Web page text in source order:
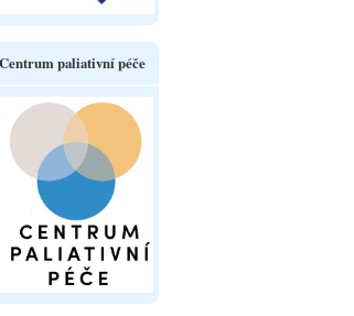
Centrum paliativní péče